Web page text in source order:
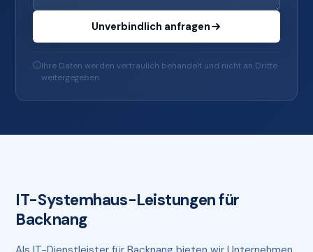
Unverbindlich anfragen
Ihre Daten werden vertraulich behandelt und nicht an Dritte
weitergegeben.
IT-Systemhaus-Leistungen für
Backnang